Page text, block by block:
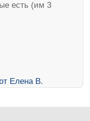
есть (им 3